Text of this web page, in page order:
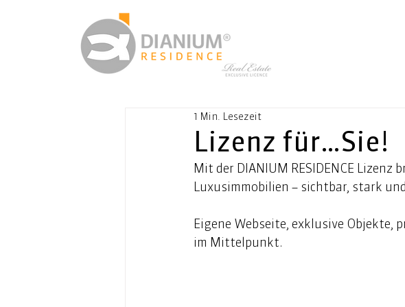
Lizenz für…Sie!
1 Min. Lesezeit
Mit der DIANIUM RESIDENCE Lizenz
Luxusimmobilien – sichtbar, stark
Eigene Webseite, exklusive Objekte,
im Mittelpunkt.